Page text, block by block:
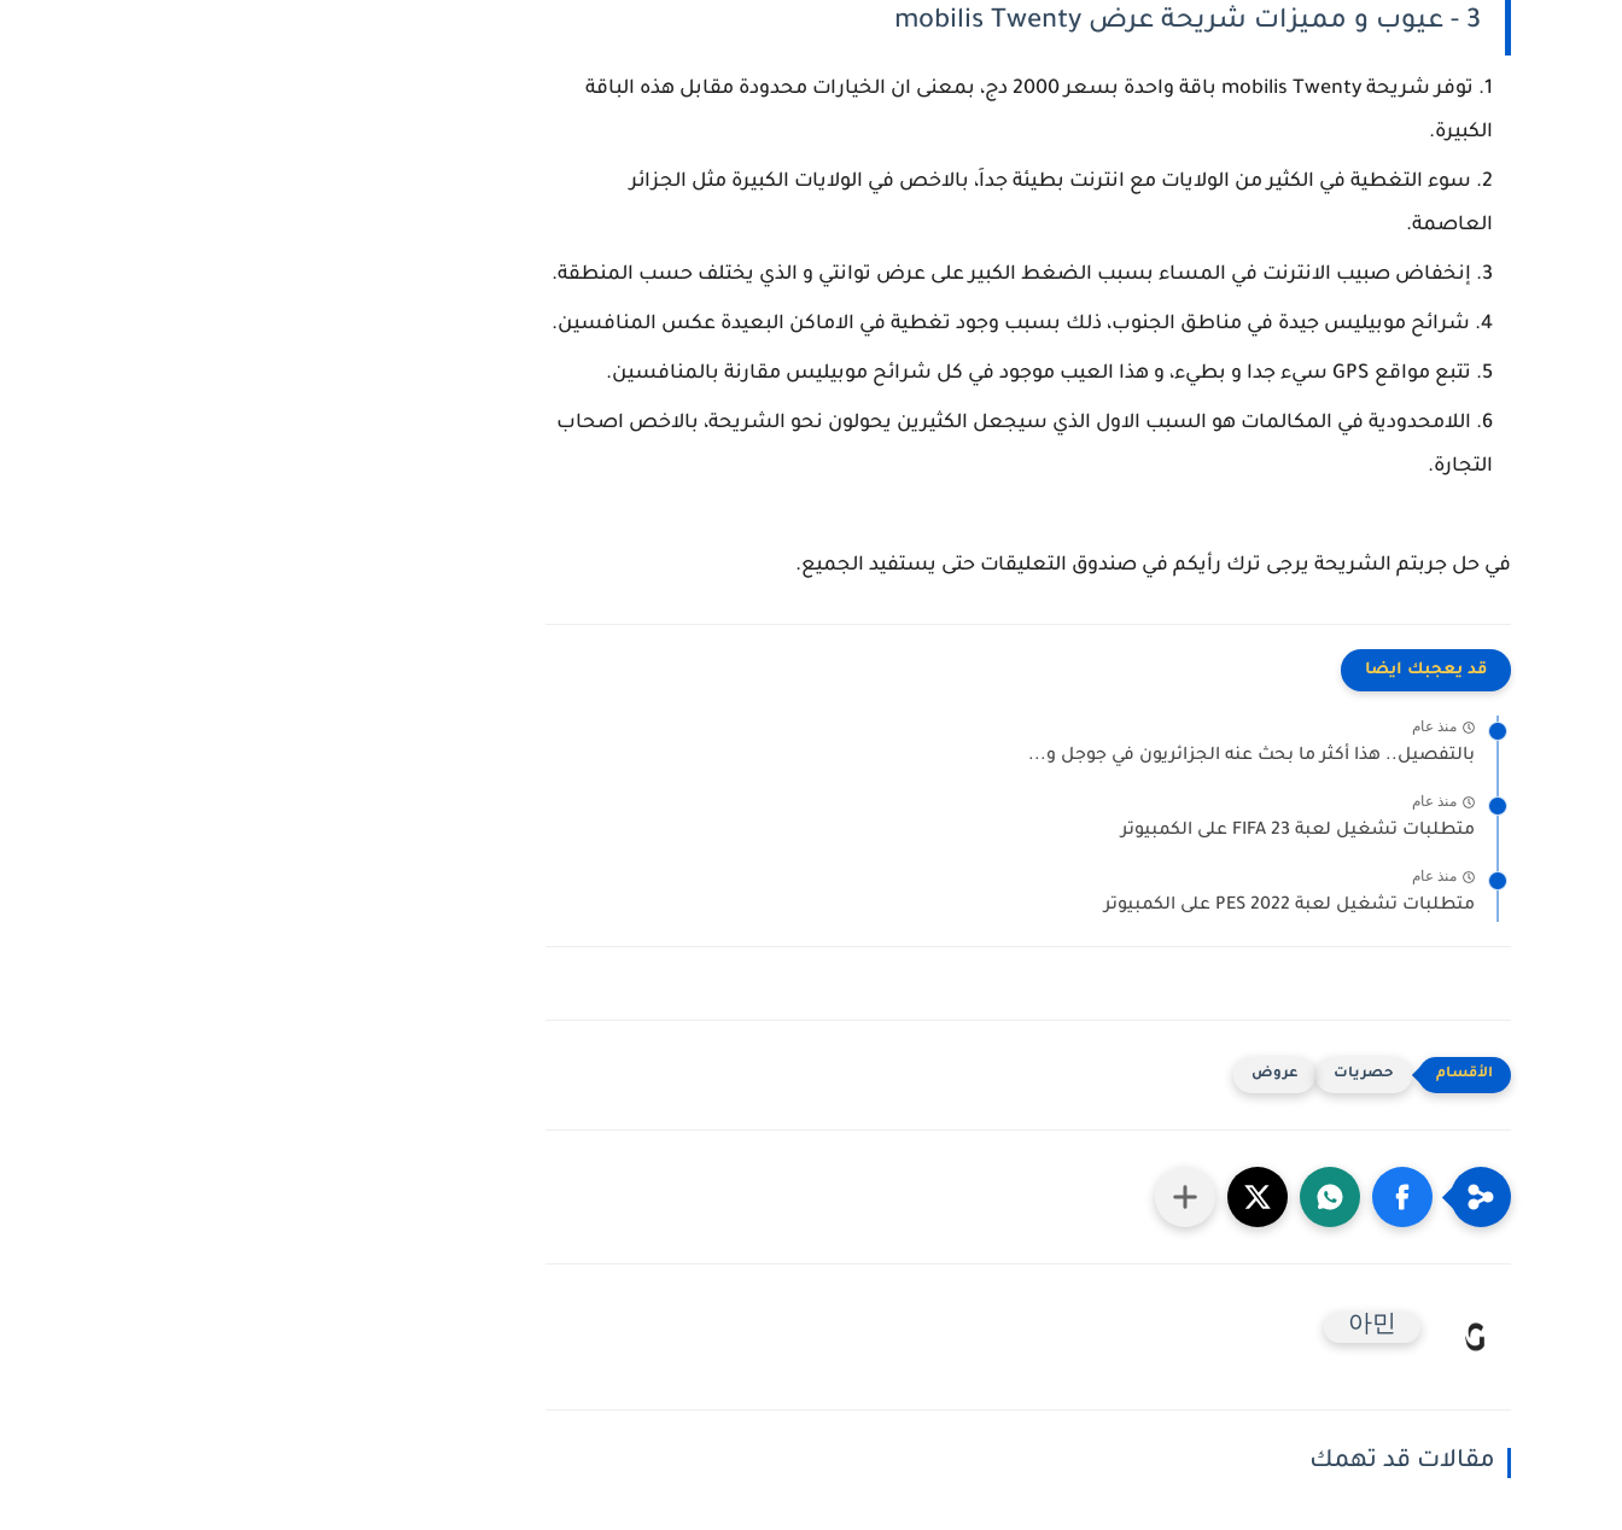
3 - عيوب و مميزات شريحة عرض mobilis Twenty
توفر شريحة mobilis Twenty باقة واحدة بسعر 2000 دج، بمعنى ان الخيارات محدودة مقابل هذه الباقة
الكبيرة.
سوء التغطية في الكثير من الولايات مع انترنت بطيئة جداَ، بالاخص في الولايات الكبيرة مثل الجزائر
العاصمة.
إنخفاض صبيب الانترنت في المساء بسبب الضغط الكبير على عرض توانتي و الذي يختلف حسب المنطقة.
شرائح موبيليس جيدة في مناطق الجنوب، ذلك بسبب وجود تغطية في الاماكن البعيدة عكس المنافسين.
تتبع مواقع GPS سيء جدا و بطيء، و هذا العيب موجود في كل شرائح موبيليس مقارنة بالمنافسين.
اللامحدودية في المكالمات هو السبب الاول الذي سيجعل الكثيرين يحولون نحو الشريحة، بالاخص اصحاب
التجارة.
في حل جربتم الشريحة يرجى ترك رأيكم في صندوق التعليقات حتى يستفيد الجميع.
قد يعجبك ايضا
منذ عام
بالتفصيل.. هذا أكثر ما بحث عنه الجزائريون في جوجل و...
منذ عام
متطلبات تشغيل لعبة FIFA 23 على الكمبيوتر
منذ عام
متطلبات تشغيل لعبة PES 2022 على الكمبيوتر
حصريات عروض
아민
مقالات قد تهمك